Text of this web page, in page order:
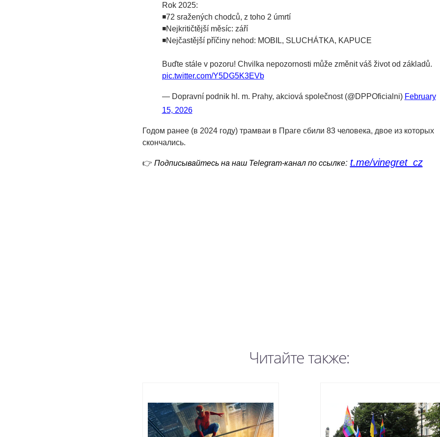
Rok 2025:
◾️72 sražených chodců, z toho 2 úmrtí
◾️Nejkritičtější měsíc: září
◾️Nejčastější příčiny nehod: MOBIL, SLUCHÁTKA, KAPUCE
Buďte stále v pozoru! Chvilka nepozornosti může změnit váš život od základů.
pic.twitter.com/Y5DG5K3EVb
— Dopravní podnik hl. m. Prahy, akciová společnost (@DPPOficialni) February
15, 2026
Годом ранее (в 2024 году) трамваи в Праге сбили 83 человека, двое из которых
скончались.
👉 Подписывайтесь на наш Telegram-канал по ссылке: t.me/vinegret_cz
Читайте также: